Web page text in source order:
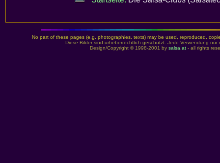
No part of these pages (e.g. photographies, texts) may be used, reproduced,
Diese Bilder sind urheberrechtlich geschützt. Jede Verwendung
Design/Copyright © 1998-2001 by salsa.at - all rights